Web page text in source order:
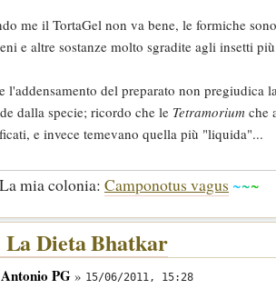
me il TortaGel non va bene, le formiche
e altre sostanze molto sgradite agli insetti
l'addensamento del preparato non pregiudica
dalla specie; ricordo che le Tetramorium che
e invece temevano quella più "liquida"...
La mia colonia: Camponotus vagus ~~~
La Dieta Bhatkar
Antonio PG» 15/06/2011, 15:28